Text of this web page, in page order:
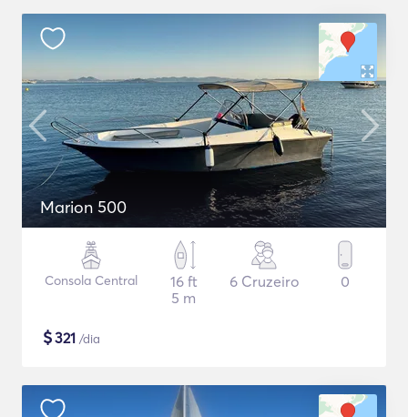
Marion 500
Consola Central
16 ft
5 m
6 Cruzeiro 0
$321 /dia